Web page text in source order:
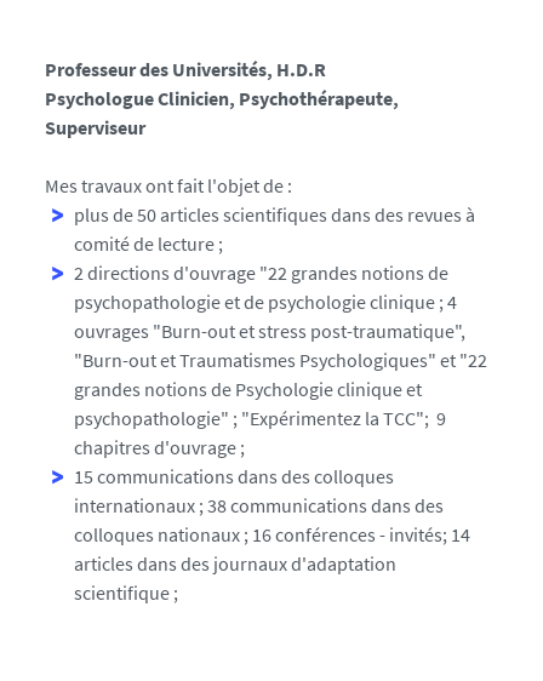
Professeur des Universités, H.D.R
Psychologue Clinicien, Psychothérapeute,
Superviseur
Mes travaux ont fait l'objet de :
plus de 50 articles scientifiques dans des revues à
comité de lecture ;
2 directions d'ouvrage "22 grandes notions de
psychopathologie et de psychologie clinique ; 4
ouvrages "Burn-out et stress post-traumatique",
"Burn-out et Traumatismes Psychologiques" et "22
grandes notions de Psychologie clinique et
psychopathologie" ; "Expérimentez la TCC"; 9
chapitres d'ouvrage ;
15 communications dans des colloques
internationaux ; 38 communications dans des
colloques nationaux ; 16 conférences - invités; 14
articles dans des journaux d'adaptation
scientifique ;